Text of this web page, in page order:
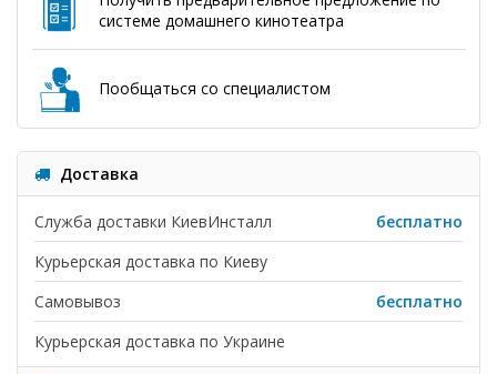
системе домашнего кинотеатра
Пообщаться со специалистом
Доставка
Служба доставки КиевИнсталл
бесплатно
Курьерская доставка по Киеву
Самовывоз
бесплатно
Курьерская доставка по Украине